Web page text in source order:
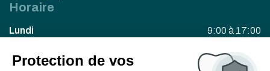
Horaire
Lundi 9:00 à 17:00
Mardi 9:00 à 17:00